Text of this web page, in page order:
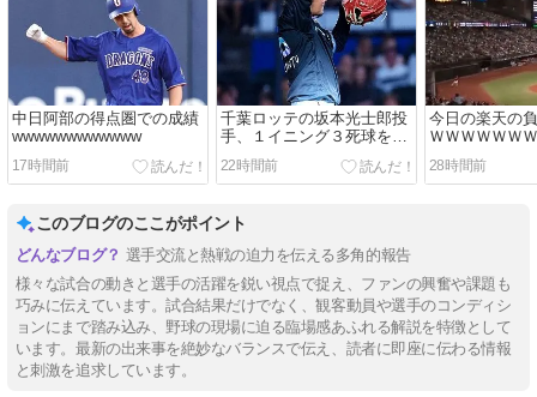
中日阿部の得点圏での成績
wwwwwwwwwwww
17時間前
千葉ロッテの坂本光士郎投
手、１イニング３死球を達
成ｗｗｗｗｗｗｗｗｗｗｗ
ｗ
22時間前
今日の楽天の
ＷＷＷＷＷＷ
ＷＷＷＷ
28時間前
このブログのここがポイント
選手交流と熱戦の迫力を伝える多角的報告
様々な試合の動きと選手の活躍を鋭い視点で捉え、ファンの興奮や課題も
巧みに伝えています。試合結果だけでなく、観客動員や選手のコンディシ
ョンにまで踏み込み、野球の現場に迫る臨場感あふれる解説を特徴として
います。最新の出来事を絶妙なバランスで伝え、読者に即座に伝わる情報
と刺激を追求しています。